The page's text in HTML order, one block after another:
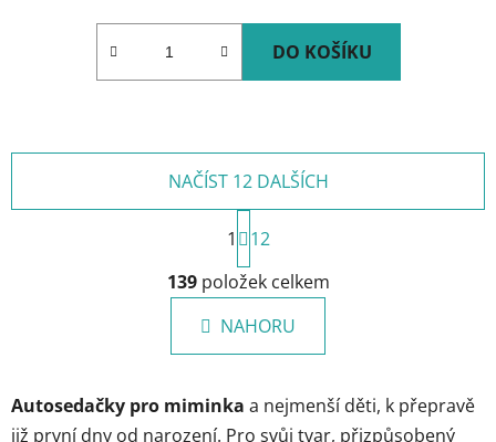
DO KOŠÍKU
O
v
l
á
d
c
í
NAČÍST 12 DALŠÍCH
S
t
r
á
n
k
n
í
1
12
139položek celkem
NAHORU
Autosedačky pro miminka a nejmenší děti, k přepravě
již první dny od narození. Pro svůj tvar, přizpůsobený